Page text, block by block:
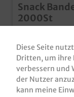
Snack
2000St
selbstklebend,
praktische
Baguettes, Brot, usw. als Verzehrhilfe
Marketingwerkzeug im edlen Black Line
individuell
Kundenservice
194,80 €*
Diese Seite
Dritten, um ihre
verbessern und
der Nutzer
kann meine